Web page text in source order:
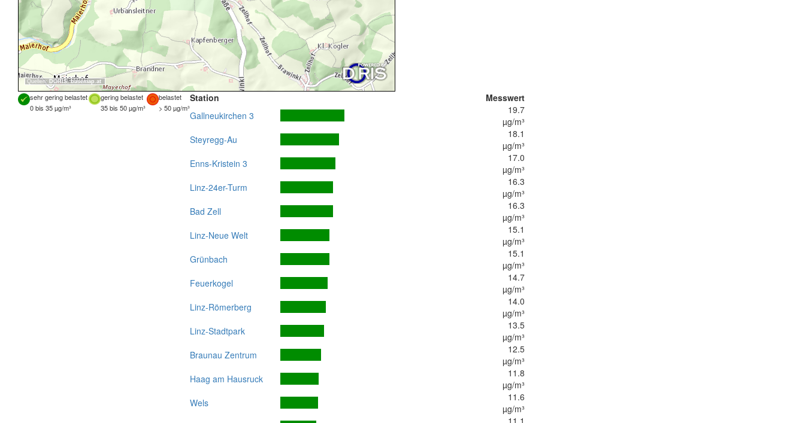
Quellen: DORIS,basemap.at
sehr gering belastet gering belastet
belastet
0 bis 35 µg/m³
35 bis 50 µg/m³ > 50 µg/m³
Station
Messwert
Gallneukirchen 3
19.7
µg/m³
Steyregg-Au
18.1
µg/m³
Enns-Kristein 3
17.0
µg/m³
Linz-24er-Turm
16.3
µg/m³
Bad Zell
16.3
µg/m³
Linz-Neue Welt
15.1
µg/m³
Grünbach
15.1
µg/m³
Feuerkogel
14.7
µg/m³
Linz-Römerberg
14.0
µg/m³
Linz-Stadtpark
13.5
µg/m³
Braunau Zentrum
12.5
µg/m³
Haag am Hausruck
11.8
µg/m³
Wels
11.6
µg/m³
11.1